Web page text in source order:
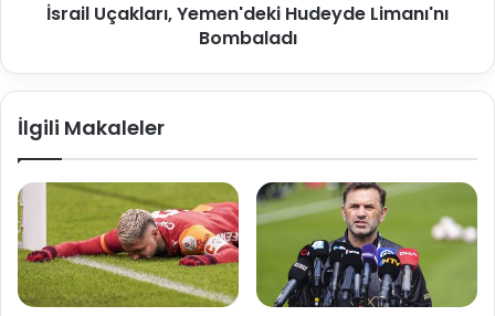
İsrail Uçakları, Yemen'deki Hudeyde Limanı'nı
Bombaladı
İlgili Makaleler